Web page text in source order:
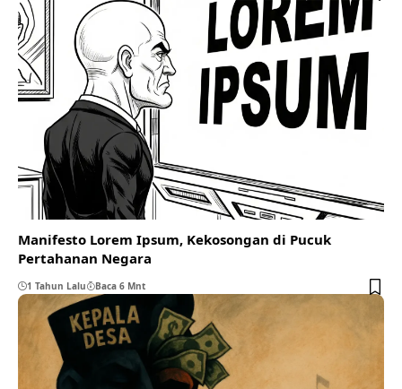
Manifesto Lorem Ipsum, Kekosongan di Pucuk
Pertahanan Negara
1 Tahun Lalu Baca 6 Mnt